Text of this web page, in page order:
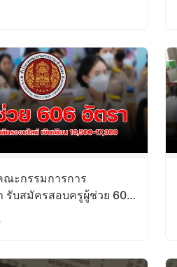
ะกรรมการการ
รับสมัครสอบครูผู้ช่วย 606